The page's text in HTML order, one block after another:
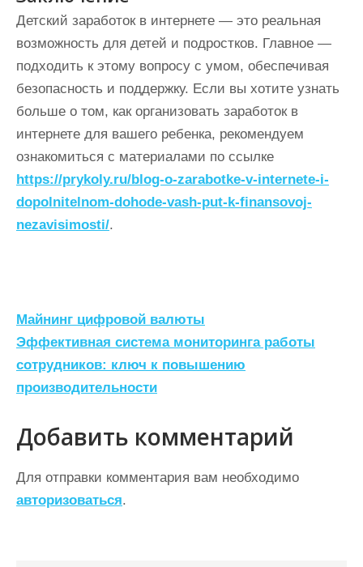
Детский заработок в интернете — это реальная
возможность для детей и подростков. Главное —
подходить к этому вопросу с умом, обеспечивая
безопасность и поддержку. Если вы хотите узнать
больше о том, как организовать заработок в
интернете для вашего ребенка, рекомендуем
ознакомиться с материалами по ссылке
https://prykoly.ru/blog-o-zarabotke-v-internete-i-
dopolnitelnom-dohode-vash-put-k-finansovoj-
nezavisimosti/.
Н
а
в
и
г
а
ц
и
Майнинг цифровой валюты
Эффективная система мониторинга работы
сотрудников: ключ к повышению
производительности
Добавить комментарий
Для отправки комментария вам необходимо
авторизоваться.